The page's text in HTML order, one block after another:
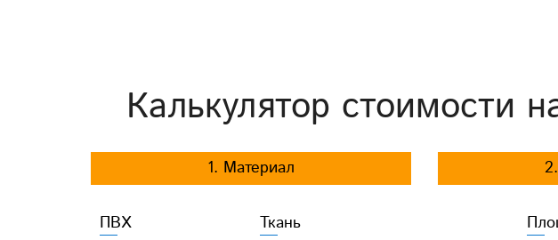
Калькулятор стоимости
1. Материал
ПВХ
Ткань